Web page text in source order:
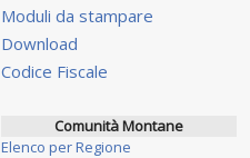
Moduli da stampare
Download
Codice Fiscale
Comunità Montane
Elenco per Regione